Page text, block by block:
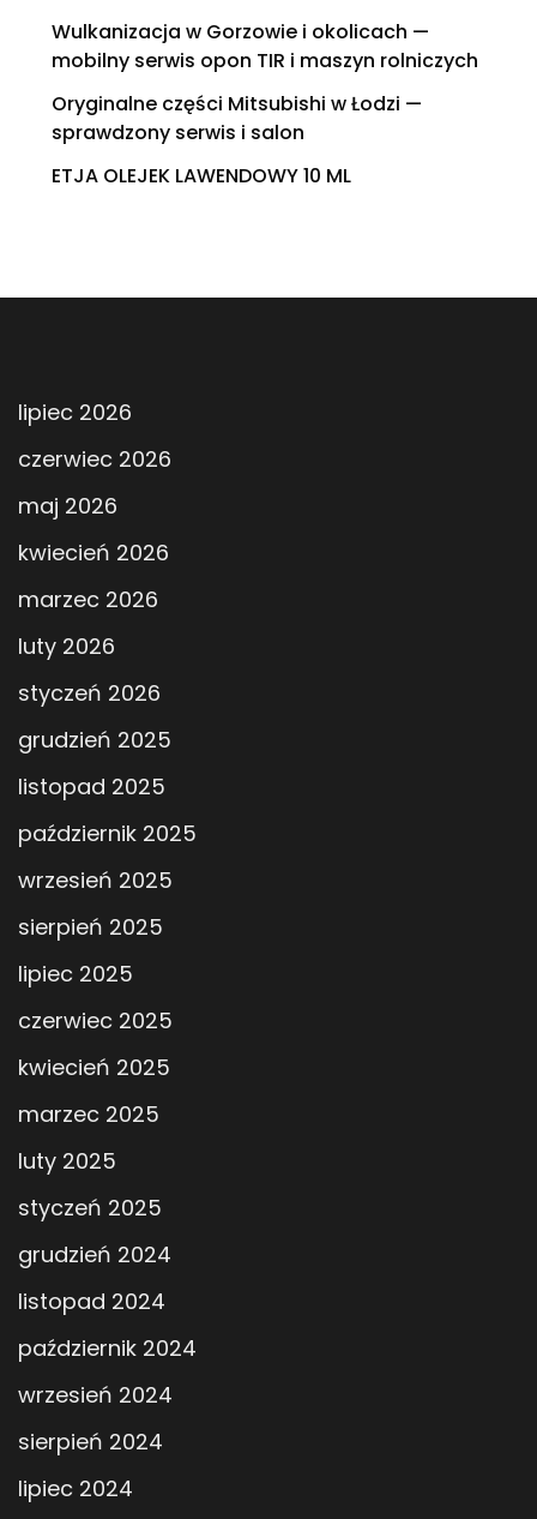
Wulkanizacja w Gorzowie i okolicach —
mobilny serwis opon TIR i maszyn rolniczych
Oryginalne części Mitsubishi w Łodzi —
sprawdzony serwis i salon
ETJA OLEJEK LAWENDOWY 10 ML
lipiec 2026
czerwiec 2026
maj 2026
kwiecień 2026
marzec 2026
luty 2026
styczeń 2026
grudzień 2025
listopad 2025
październik 2025
wrzesień 2025
sierpień 2025
lipiec 2025
czerwiec 2025
kwiecień 2025
marzec 2025
luty 2025
styczeń 2025
grudzień 2024
listopad 2024
październik 2024
wrzesień 2024
sierpień 2024
lipiec 2024